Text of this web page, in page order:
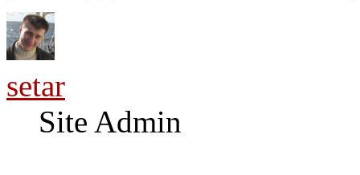
setar
Site Admin